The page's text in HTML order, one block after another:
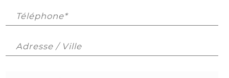
Téléphone*
Adresse / Ville